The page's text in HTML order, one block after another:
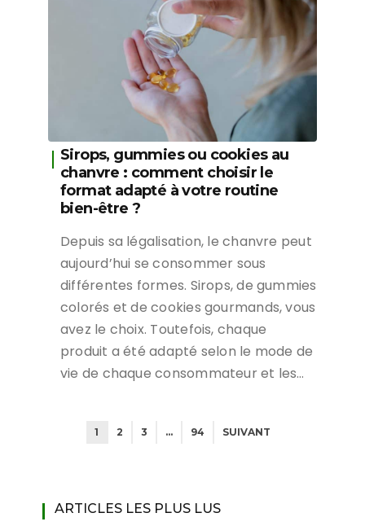
Sirops, gummies ou cookies au
chanvre : comment choisir le
format adapté à votre routine
bien-être ?
Depuis sa légalisation, le chanvre peut
aujourd’hui se consommer sous
différentes formes. Sirops, de gummies
colorés et de cookies gourmands, vous
avez le choix. Toutefois, chaque
produit a été adapté selon le mode de
vie de chaque consommateur et les…
1 2 3 … 94 SUIVANT
ARTICLES LES PLUS LUS